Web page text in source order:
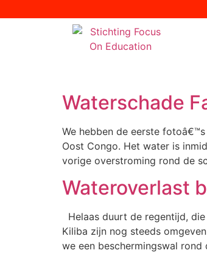
Waterschade
We hebben de eerste
Oost Congo. Het water is
vorige overstroming rond de
Wateroverlast
Helaas duurt de regentijd,
Kiliba zijn nog steeds
we een beschermingswal